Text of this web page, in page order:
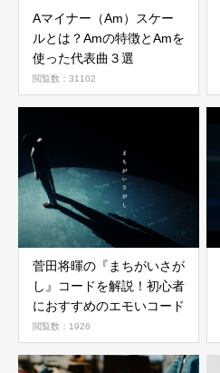
Aマイナー（Am）スケー
ルとは？Amの特徴とAmを
使った代表曲３選
閲覧数：31102
菅田将暉の『まちがいさが
し』コードを解説！初心者
におすすめのエモいコード
閲覧数：1926